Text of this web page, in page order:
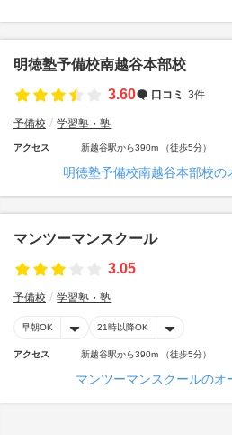
明徳塾予備校南越谷本部校
3.60
口コミ 3件
予備校 学習塾・塾
アクセス 新越谷駅から390m （徒歩5分）
明徳塾予備校南越谷本部校の
マンツーマンスクール
3.05
予備校 学習塾・塾
早朝OK 21時以降OK
アクセス 新越谷駅から390m （徒歩5分）
マンツーマンスクールのオ